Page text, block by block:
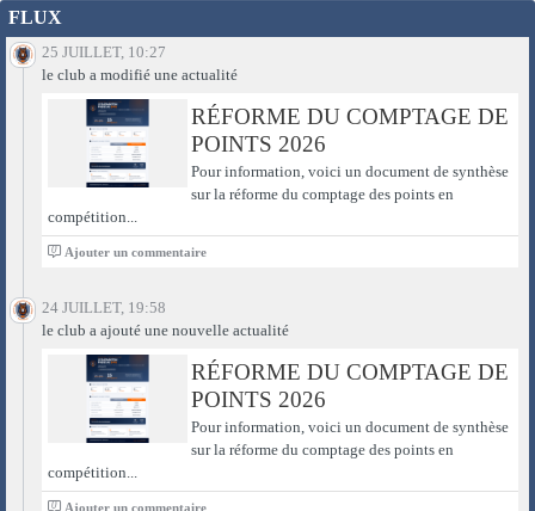
FLUX
25 JUILLET, 10:27
le club a modifié une actualité
RÉFORME DU COMPTAGE DE
POINTS 2026
Pour information, voici un document de synthèse
sur la réforme du comptage des points en
compétition...
0 Ajouter un commentaire
24 JUILLET, 19:58
le club a ajouté une nouvelle actualité
RÉFORME DU COMPTAGE DE
POINTS 2026
Pour information, voici un document de synthèse
sur la réforme du comptage des points en
compétition...
0 Ajouter un commentaire